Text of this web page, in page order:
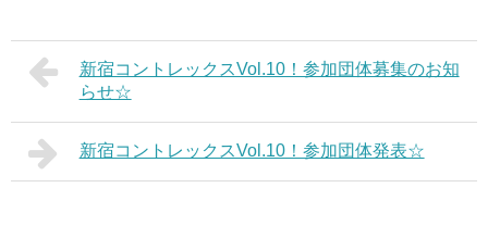
新宿コントレックスVol.10！参加団体募集のお知
らせ☆
新宿コントレックスVol.10！参加団体発表☆